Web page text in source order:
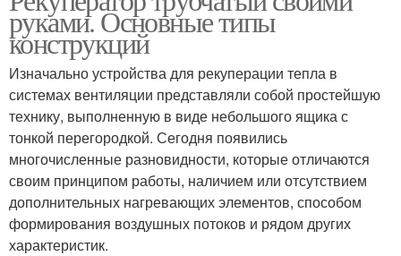
руками. Основные типы
конструкций
Изначально устройства для рекуперации тепла в
системах вентиляции представляли собой простейшую
технику, выполненную в виде небольшого ящика с
тонкой перегородкой. Сегодня появились
многочисленные разновидности, которые отличаются
своим принципом работы, наличием или отсутствием
дополнительных нагревающих элементов, способом
формирования воздушных потоков и рядом других
характеристик.